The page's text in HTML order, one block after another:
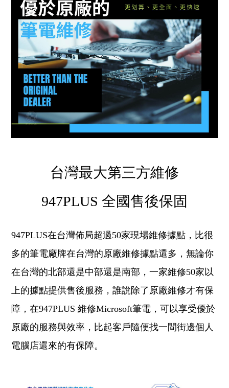
台灣最大第三方維修
947PLUS 全國售後保固
947PLUS在台灣佈局超過50家現場維修據點，比很
多的筆電廠牌在台灣的原廠維修據點還多，無論你
在台灣的北部還是中部還是南部，一家維修50家以
上的據點提供售後服務，誰說除了原廠維修才有保
障，在947PLUS 維修Microsoft筆電，可以享受優於
原廠的服務與效率，比起客戶隨便找一間街邊個人
電腦店還來的有保障。